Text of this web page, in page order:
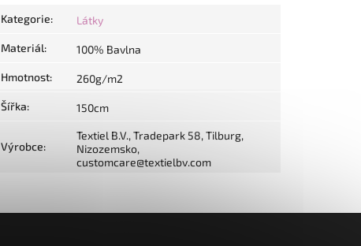
Kategorie: Látky
Materiál: 100% Bavlna
Hmotnost: 260g/m2
Šířka: 150cm
Výrobce:
Textiel B.V., Tradepark 58, Tilburg,
Nizozemsko,
customcare@textielbv.com